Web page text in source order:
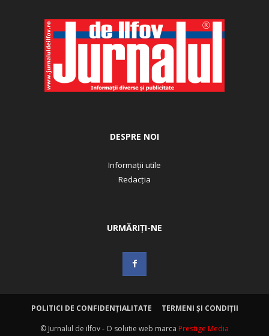
DESPRE NOI
Informații utile
Redacția
URMĂRIȚI-NE
POLITICI DE CONFIDENȚIALITATE
TERMENI ȘI CONDIȚII
© Jurnalul de ilfov - O solutie web marca Prestige Media